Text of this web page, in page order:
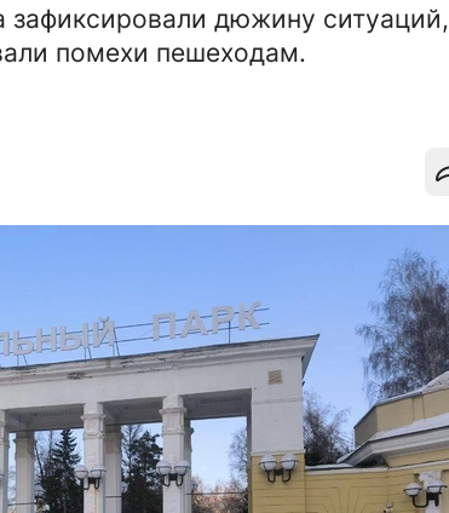
зафиксировали дюжину ситуаций,
помехи пешеходам.